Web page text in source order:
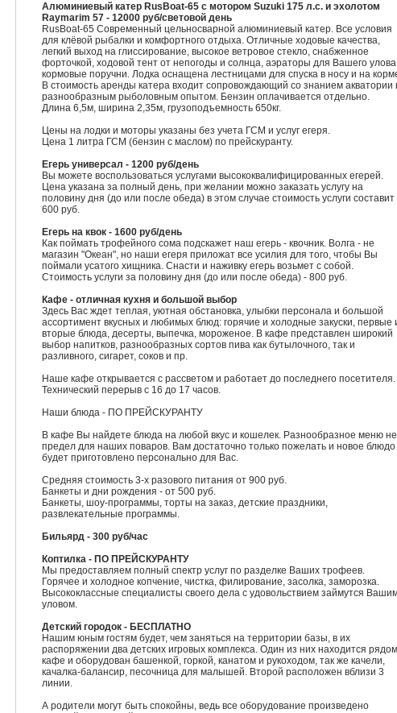
Алюминиевый катер RusBoat-65 с мотором Suzuki 175 л.с. и эхолотом
Raymarim 57 - 12000 руб/световой день
RusBoat-65 Современный цельносварной алюминиевый катер. Все условия
для клёвой рыбалки и комфортного отдыха. Отличные ходовые качества,
легкий выход на глиссирование, высокое ветровое стекло, снабженное
форточкой, ходовой тент от непогоды и солнца, аэраторы для Вашего
кормовые поручни. Лодка оснащена лестницами для спуска в носу и на
В стоимость аренды катера входит сопровождающий со знанием акватории
разнообразным рыболовным опытом. Бензин оплачивается отдельно.
Длина 6,5м, ширина 2,35м, грузоподъемность 650кг.
Цены на лодки и моторы указаны без учета ГСМ и услуг егеря.
Цена 1 литра ГСМ (бензин с маслом) по прейскуранту.
Егерь универсал - 1200 руб/день
Вы можете воспользоваться услугами высококвалифицированных егерей.
Цена указана за полный день, при желании можно заказать услугу на
половину дня (до или после обеда) в этом случае стоимость услуги составит
600 руб.
Егерь на квок - 1600 руб/день
Как поймать трофейного сома подскажет наш егерь - квочник. Волга - не
магазин "Океан", но наши егеря приложат все усилия для того, чтобы Вы
поймали усатого хищника. Снасти и наживку егерь возьмет с собой.
Стоимость услуги за половину дня (до или после обеда) - 800 руб.
Кафе - отличная кухня и большой выбор
Здесь Вас ждет теплая, уютная обстановка, улыбки персонала и большой
ассортимент вкусных и любимых блюд: горячие и холодные закуски, первые
вторые блюда, десерты, выпечка, мороженое. В кафе представлен широкий
выбор напитков, разнообразных сортов пива как бутылочного, так и
разливного, сигарет, соков и пр.
Наше кафе открывается с рассветом и работает до последнего посетителя.
Технический перерыв с 16 до 17 часов.
Наши блюда - ПО ПРЕЙСКУРАНТУ
В кафе Вы найдете блюда на любой вкус и кошелек. Разнообразное меню не
предел для наших поваров. Вам достаточно только пожелать и новое блюдо
будет приготовлено персонально для Вас.
Средняя стоимость 3-х разового питания от 900 руб.
Банкеты и дни рождения - от 500 руб.
Банкеты, шоу-программы, торты на заказ, детские праздники,
развлекательные программы.
Бильярд - 300 руб/час
Коптилка - ПО ПРЕЙСКУРАНТУ
Мы предоставляем полный спектр услуг по разделке Ваших трофеев.
Горячее и холодное копчение, чистка, филирование, засолка, заморозка.
Высококлассные специалисты своего дела с удовольствием займутся
уловом.
Детский городок - БЕСПЛАТНО
Нашим юным гостям будет, чем заняться на территории базы, в их
распоряжении два детских игровых комплекса. Один из них находится
кафе и оборудован башенкой, горкой, канатом и рукоходом, так же качели,
качалка-балансир, песочница для малышей. Второй расположен вблизи 3
линии.
А родители могут быть спокойны, ведь все оборудование произведено